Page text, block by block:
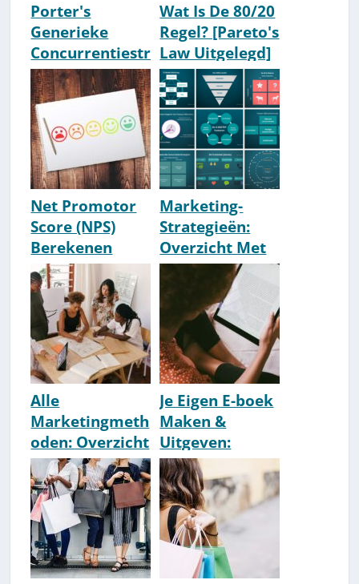
Porter's
Generieke
Concurrentiestr
ategieën [Uitleg
& Voorbeelden]
Wat Is De 80/20
Regel? [Pareto's
Law Uitgelegd]
Net Promotor
Score (NPS)
Berekenen
[Uitleg & De
Juiste Vraag]
Marketing-
Strategieën:
Overzicht Met
Alle Modellen
[2026]
Alle
Marketingmeth
oden: Overzicht
[Lijst]
Je Eigen E-boek
Maken &
Uitgeven:
Stappenplan &
Tips